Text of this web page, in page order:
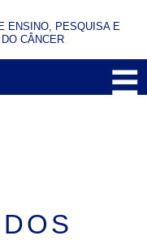
ENSINO, PESQUISA E
CÂNCER
☰